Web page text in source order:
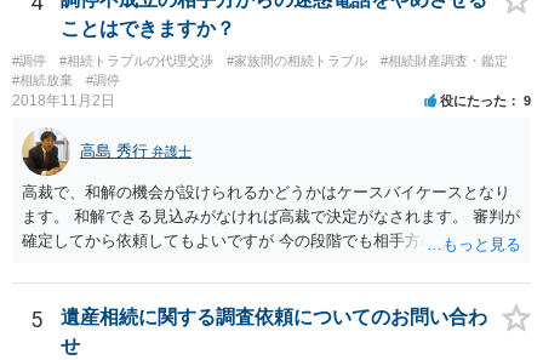
でいなければ市役所ないし区役所に、お子様と義父様のつながりがわ
かる戸籍一式を揃えてもちこみ、「名寄せ」という手続きをすると、
分かると思います。遺産分割協議書の偽造等により既に相続登記され
てしまっている場合は、住所などに当たりをつけて登記名義を調べて
すが、現代では、各々が自由に価格設定をしていますので、特に相場
はお示しできません。ただし、かつて日本弁護士連合会が設けていた
報酬基準を踏まえて価格設定している弁護士は一定数いると思います
ので、それが一応の目安となるでしょう。
ことはできますか？
#調停 #相続トラブルの代理交渉 #家族間の相続トラブル
#相続財産調査・鑑定
#相続放棄
#調停
2018年11月2日 役にたった 9
高島 秀行 弁護士
高裁で、和解の機会が設けられるかどうかはケースバイケースとなり
ます。 和解できる見込みがなければ高裁で決定がなされます。 審判が
確定してから依頼してもよいですが 今の段階でも相手方の連絡が迷惑
5
遺産相続に関する調査依頼についてのお問い合わ
せ